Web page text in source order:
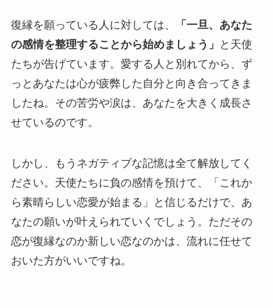
復縁を願っている人に対しては、
「一旦、あなた
の感情を整理することから始めましょう」
と天使
たちが告げています。愛する人と別れてから、ず
っとあなたは心が疲弊した自分と向き合ってきま
したね。その苦労や涙は、あなたを大きく成長さ
せているのです。
しかし、もうネガティブな記憶は全て解放してく
ださい。天使たちに負の感情を預けて、「これか
ら素晴らしい恋愛が始まる」と信じるだけで、あ
なたの願いが叶えられていくでしょう。ただその
恋が復縁なのか新しい恋なのかは、流れに任せて
おいた方がいいですね。